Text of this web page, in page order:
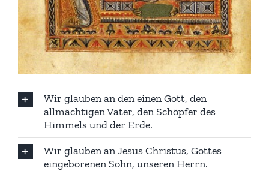
Wir glauben an den einen Gott, den
allmächtigen Vater, den Schöpfer des
Himmels und der Erde.
Wir glauben an Jesus Christus, Gottes
eingeborenen Sohn, unseren Herrn.